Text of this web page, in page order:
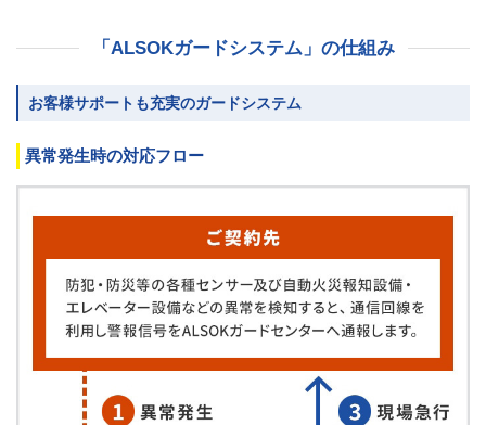
「ALSOKガードシステム」の仕組み
お客様サポートも充実のガードシステム
異常発生時の対応フロー